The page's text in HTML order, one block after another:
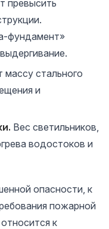
превысить
фундамент»
массу стального
и
Вес светильников,
водостоков и
опасности, к
пожарной
к